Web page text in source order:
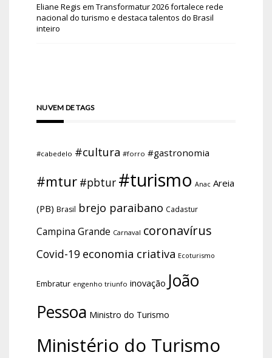
Eliane Regis em Transformatur 2026 fortalece rede
nacional do turismo e destaca talentos do Brasil
inteiro
NUVEM DE TAGS
#cabedelo #cultura #forro #gastronomia
#mtur #pbtur #turismo Anac Areia
(PB) Brasil brejo paraibano Cadastur
Campina Grande Carnaval coronavírus
Covid-19 economia criativa Ecoturismo
Embratur engenho triunfo inovação João
Pessoa Ministro do Turismo
Ministério do Turismo